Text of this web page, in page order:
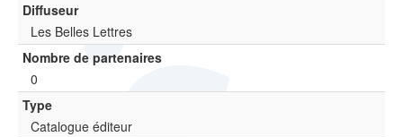
?
Diffuseur
Les Belles Lettres
Nombre de partenaires
0
Type
Catalogue éditeur